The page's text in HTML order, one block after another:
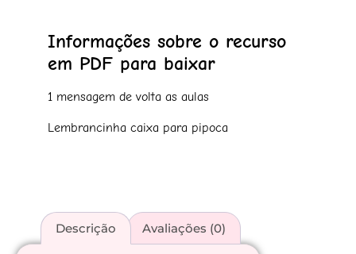
Informações sobre o recurso
em PDF para baixar
1 mensagem de volta as aulas
Lembrancinha caixa para pipoca
Descrição Avaliações (0)